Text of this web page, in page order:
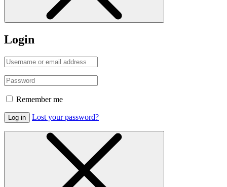
Login
Remember me
Log in Lost your password?